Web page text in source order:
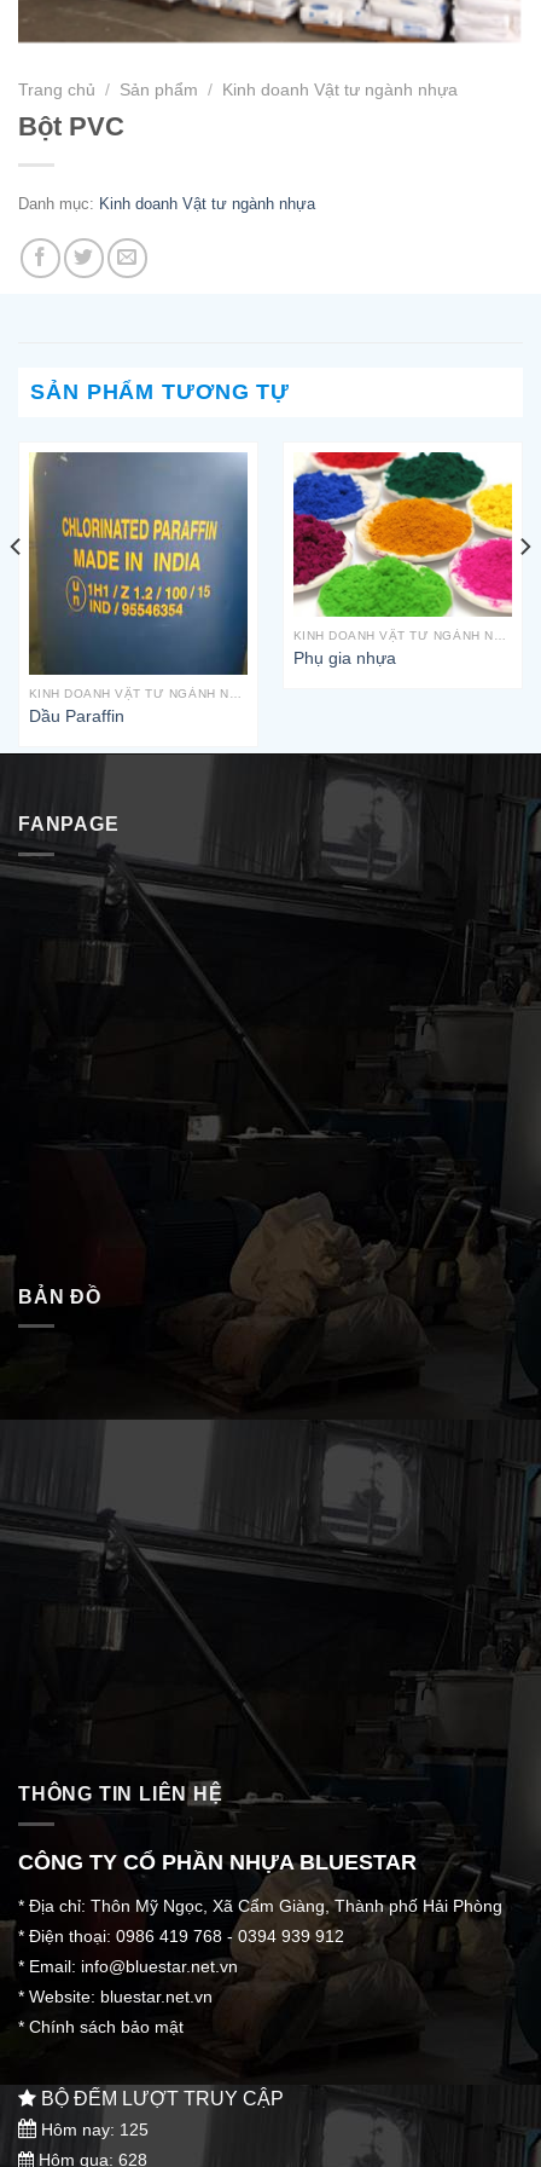
Trang chủ / Sản phẩm / Kinh doanh Vật tư ngành nhựa
Bột PVC
Danh mục: Kinh doanh Vật tư ngành nhựa
SẢN PHẨM TƯƠNG TỰ
KINH DOANH VẬT TƯ NGÀNH NHỰA
Dầu Paraffin
KINH DOANH VẬT TƯ NGÀNH NHỰA
Phụ gia nhựa
FANPAGE
BẢN ĐỒ
THÔNG TIN LIÊN HỆ
CÔNG TY CỔ PHẦN NHỰA BLUESTAR
* Địa chỉ: Thôn Mỹ Ngọc, Xã Cẩm Giàng, Thành phố Hải Phòng
* Điện thoại: 0986 419 768 - 0394 939 912
* Email: info@bluestar.net.vn
* Website: bluestar.net.vn
* Chính sách bảo mật
BỘ ĐẾM LƯỢT TRUY CẬP
Hôm nay: 125
Hôm qua: 628